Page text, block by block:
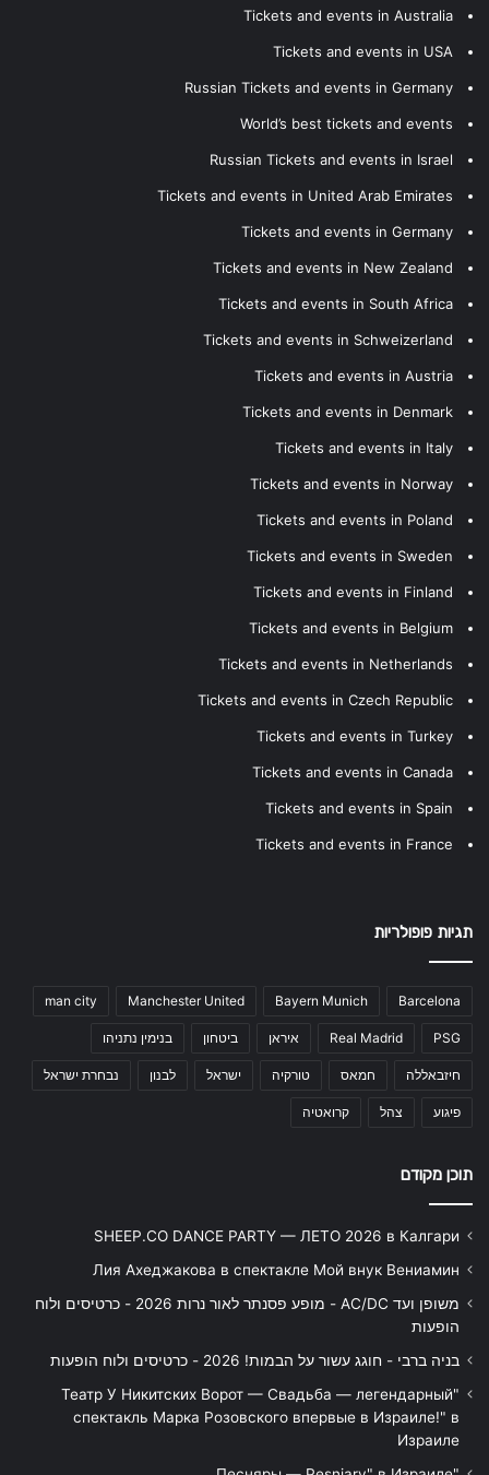
Tickets and events in Australia
Tickets and events in USA
Russian Tickets and events in Germany
World’s best tickets and events
Russian Tickets and events in Israel
Tickets and events in United Arab Emirates
Tickets and events in Germany
Tickets and events in New Zealand
Tickets and events in South Africa
Tickets and events in Schweizerland
Tickets and events in Austria
Tickets and events in Denmark
Tickets and events in Italy
Tickets and events in Norway
Tickets and events in Poland
Tickets and events in Sweden
Tickets and events in Finland
Tickets and events in Belgium
Tickets and events in Netherlands
Tickets and events in Czech Republic
Tickets and events in Turkey
Tickets and events in Canada
Tickets and events in Spain
Tickets and events in France
תגיות פופולריות
Barcelona
Bayern Munich
Manchester United
man city
PSG
Real Madrid איראן ביטחון בנימין נתניהו
חיזבאללה חמאס טורקיה ישראל לבנון נבחרת ישראל
פיגוע צהל קרואטיה
תוכן מקודם
SHEEP.CO DANCE PARTY — ЛЕТО 2026 в Калгари
Лия Ахеджакова в спектакле Мой внук Вениамин
משופן ועד AC/DC - מופע פסנתר לאור נרות 2026 - כרטיסים ולוח
הופעות
בניה ברבי - חוגג עשור על הבמות! 2026 - כרטיסים ולוח הופעות
"Театр У Никитских Ворот — Свадьба — легендарный
спектакль Марка Розовского впервые в Израиле!" в
Израиле